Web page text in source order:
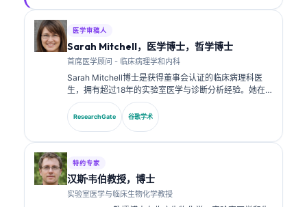
医学审稿人
Sarah Mitchell，医学博士，哲学博士
首席医学顾问 - 临床病理学和内科
Sarah Mitchell博士是获得董事会认证的临床病理科医
生，拥有超过18年的实验室医学与诊断分析经验。她在
临床化学方面拥有专业认证，并在临床实践中就生物标志
物面板与实验室分析发表了大量研究成果。.
ResearchGate 谷歌学术
特约专家
汉斯·韦伯教授，博士
实验室医学与临床生物化学教授